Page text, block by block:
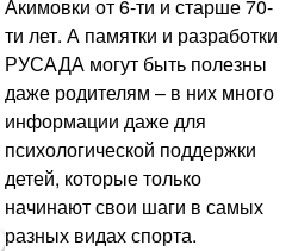
Акимовки от 6-ти и старше 70-
ти лет. А памятки и разработки
РУСАДА могут быть полезны
даже родителям – в них много
информации даже для
психологической поддержки
детей, которые только
начинают свои шаги в самых
разных видах спорта.